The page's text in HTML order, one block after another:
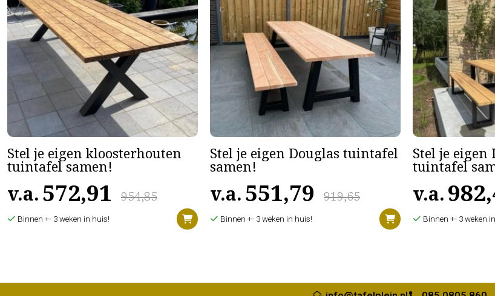
Stel je eigen kloosterhouten
tuintafel samen!
v.a. 954,85
572,91
Binnen +- 3 weken in huis!
Stel je eigen Douglas tuintafel
samen!
v.a. 919,65
551,79
Binnen +- 3 weken in huis!
Stel je
tuintafel
v.a.
Binnen +- 3 weken